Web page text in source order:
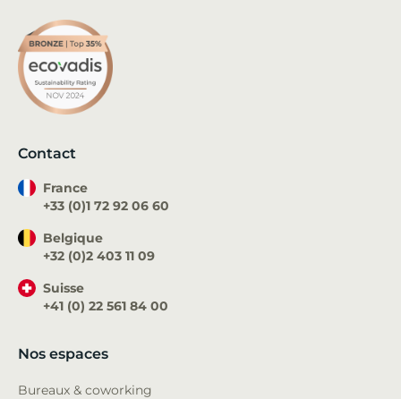
Contact
France
+33 (0)1 72 92 06 60
Belgique
+32 (0)2 403 11 09
Suisse
+41 (0) 22 561 84 00
Nos espaces
Bureaux & coworking